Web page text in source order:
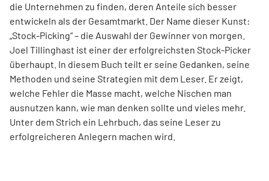
die Unternehmen zu finden, deren Anteile sich besser
entwickeln als der Gesamtmarkt. Der Name dieser Kunst:
„Stock-Picking“ – die Auswahl der Gewinner von morgen.
Joel Tillinghast ist einer der erfolgreichsten Stock-Picker
überhaupt. In diesem Buch teilt er seine Gedanken, seine
Methoden und seine Strategien mit dem Leser. Er zeigt,
welche Fehler die Masse macht, welche Nischen man
ausnutzen kann, wie man denken sollte und vieles mehr.
Unter dem Strich ein Lehrbuch, das seine Leser zu
erfolgreicheren Anlegern machen wird.